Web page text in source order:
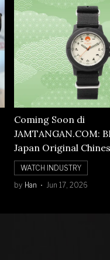
Coming Soon di
JAMTANGAN.COM:
Japan Original
Numerals Watch
WATCH INDUSTRY
by Han Jun 17, 2026